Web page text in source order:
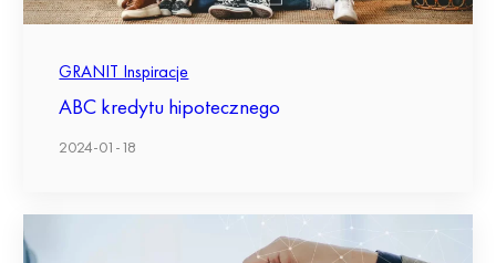
GRANIT Inspiracje
ABC kredytu hipotecznego
2024-01-18